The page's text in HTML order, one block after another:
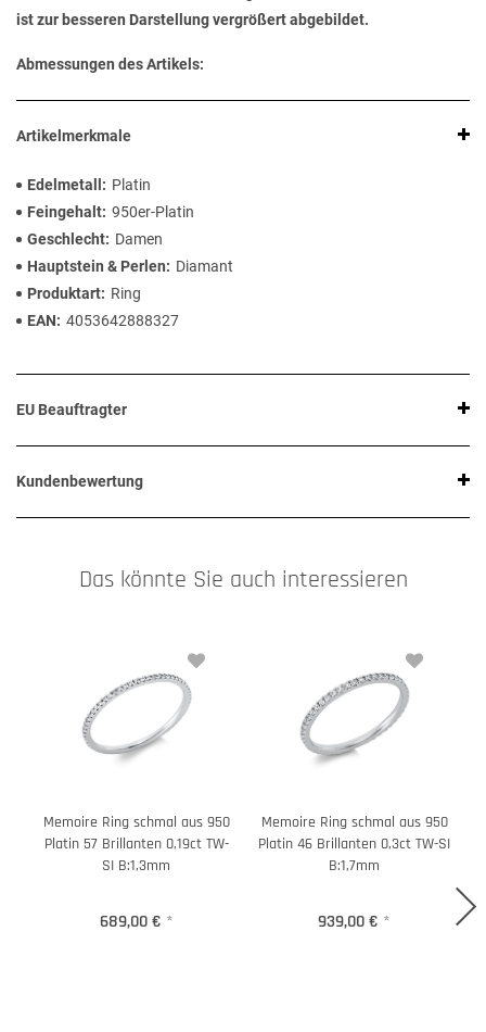
ist zur besseren Darstellung vergrößert abgebildet.
Abmessungen des Artikels:
Artikelmerkmale
Edelmetall
Platin
Feingehalt 950er-Platin
Geschlecht
Damen
Hauptstein & Perlen
Diamant
Produktart
Ring
EAN
4053642888327
EU Beauftragter
Kundenbewertung
Das könnte Sie auch interessieren
Memoire Ring schmal aus 950
Platin 57 Brillanten 0,19ct TW-
SI B:1,3mm
689,00 € *
Memoire Ring schmal aus 950
Platin 46 Brillanten 0,3ct TW-SI
B:1,7mm
939,00 € *